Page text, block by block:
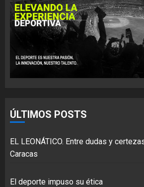
ÚLTIMOS POSTS
EL LEONÁTICO. Entre dudas y
Caracas
El deporte impuso su ética